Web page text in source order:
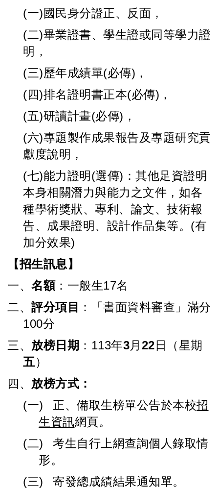
(一)國民身分證正、反面，
(二)畢業證書、學生證或同等學力證
明，
(三)歷年成績單(必傳) ，
(四)排名證明書正本(必傳) ，
(五)研讀計畫(必傳) ，
(六)專題製作成果報告及專題研究貢
獻度說明，
(七)能力證明 (選傳) ：其他足資證明
本身相關潛力與能力之文件，如各
種學術獎狀、專利、論文、技術報
告、成果證明、設計作品集等。 (有
加分效果)
【招生訊息】
一、 名額：一般生17名
二、 評分項目 ：「書面資料審查」滿分
100分
三、 放榜日期 ： 113年3月 22 日（星期
五）
四、 放榜方式：
(一)
正、備取生榜單公告於本校招
生資訊網頁。
(二)
考生自行上網查詢個人錄取情
形。
(三)
寄發總成績結果通知單。